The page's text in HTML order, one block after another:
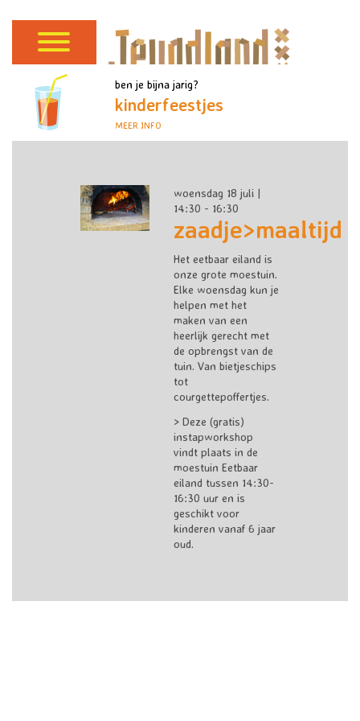
ben je bijna jarig?
kinderfeestjes
MEER INFO
woensdag 18 juli |
14:30 - 16:30
zaadje>maaltijd
Het eetbaar eiland is
onze grote moestuin.
Elke woensdag kun je
helpen met het
maken van een
heerlijk gerecht met
de opbrengst van de
tuin. Van bietjeschips
tot
courgettepoffertjes.
> Deze (gratis)
instapworkshop
vindt plaats in de
moestuin Eetbaar
eiland tussen 14:30-
16:30 uur en is
geschikt voor
kinderen vanaf 6 jaar
oud.